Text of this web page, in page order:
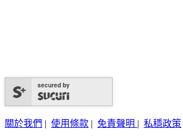
secured by
關於我們 使用條款 免責聲明 私穩政策